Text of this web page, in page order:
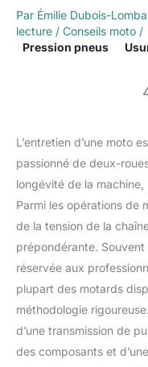
Par Émilie Dubois-
lecture / Conseils moto /
Pression pneus
L’entretien d’une moto
passionné de deux-
longévité de la
Parmi les opérations de
de la tension de la
prépondérante.
réservée aux
plupart des motards
méthodologie
d’une transmission de
des composants et